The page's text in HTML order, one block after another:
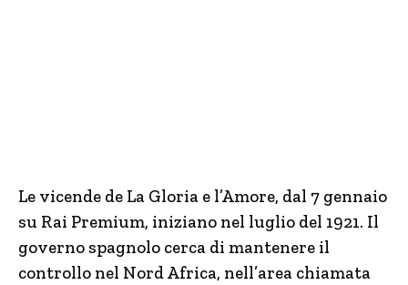
Le vicende de La Gloria e l’Amore, dal 7 gennaio
su Rai Premium, iniziano nel luglio del 1921. Il
governo spagnolo cerca di mantenere il
controllo nel Nord Africa, nell’area chiamata